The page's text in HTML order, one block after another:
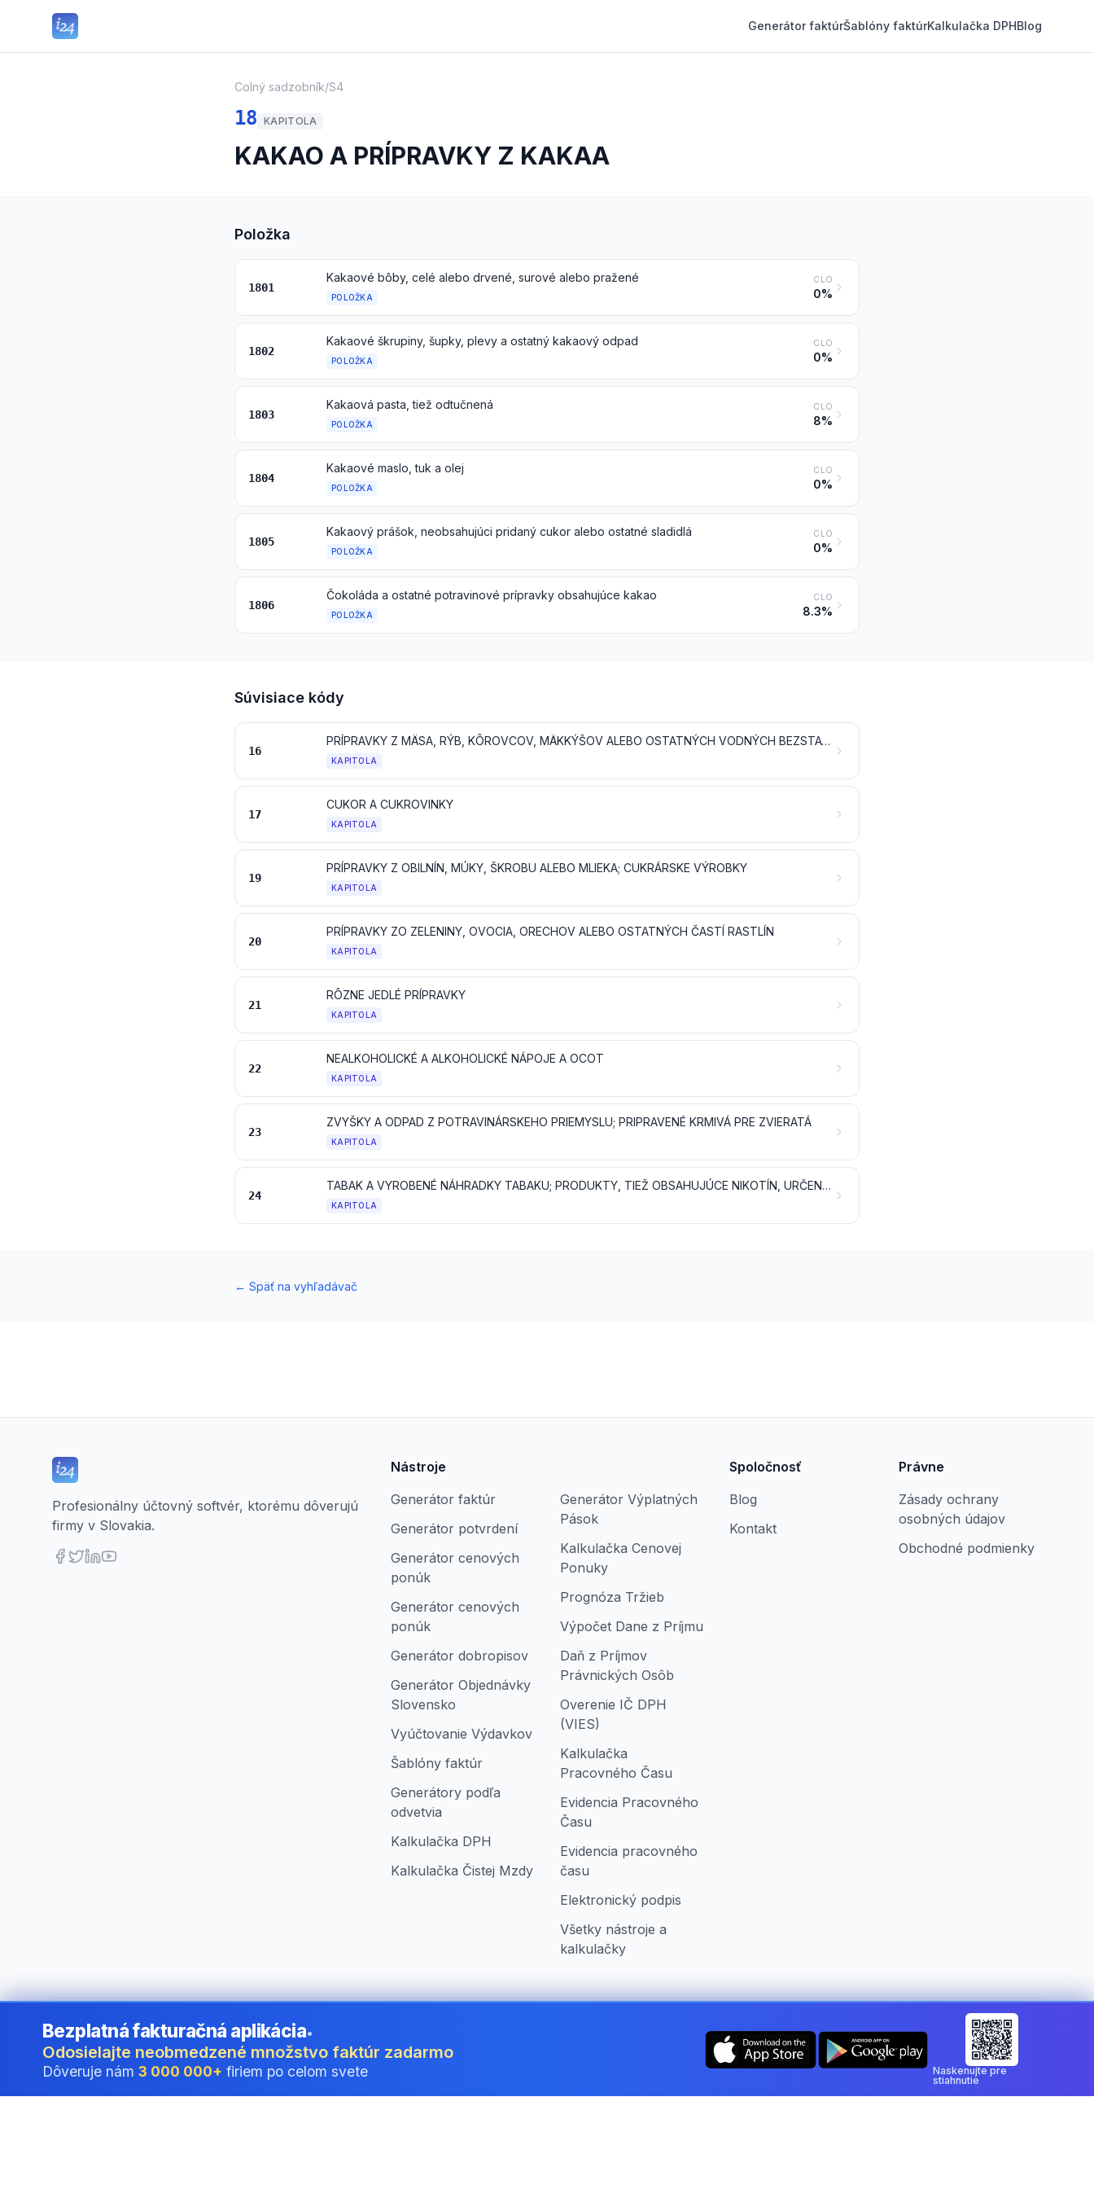
Generátor faktúrŠablóny faktúrKalkulačka DPHBlog
Colný sadzobník/S4
18 KAPITOLA
KAKAO A PRÍPRAVKY Z KAKAA
Položka
1801
Kakaové bôby, celé alebo drvené, surové alebo pražené
POLOŽKA
CLO
0%
1802
Kakaové škrupiny, šupky, plevy a ostatný kakaový odpad
POLOŽKA
CLO
0%
1803
Kakaová pasta, tiež odtučnená
POLOŽKA
CLO
8%
1804
Kakaové maslo, tuk a olej
POLOŽKA
CLO
0%
1805
Kakaový prášok, neobsahujúci pridaný cukor alebo ostatné sladidlá
POLOŽKA
CLO
0%
1806
Čokoláda a ostatné potravinové prípravky obsahujúce kakao
POLOŽKA
CLO
8.3%
Súvisiace kódy
16
PRÍPRAVKY Z MÄSA, RÝB, KÔROVCOV, MÄKKÝŠOV ALEBO OSTATNÝCH VODNÝCH BEZSTAVOVCOV ALEBO HMYZU
KAPITOLA
17
CUKOR A CUKROVINKY
KAPITOLA
19
PRÍPRAVKY Z OBILNÍN, MÚKY, ŠKROBU ALEBO MLIEKA; CUKRÁRSKE VÝROBKY
KAPITOLA
20
PRÍPRAVKY ZO ZELENINY, OVOCIA, ORECHOV ALEBO OSTATNÝCH ČASTÍ RASTLÍN
KAPITOLA
21
RÔZNE JEDLÉ PRÍPRAVKY
KAPITOLA
22
NEALKOHOLICKÉ A ALKOHOLICKÉ NÁPOJE A OCOT
KAPITOLA
23
ZVYŠKY A ODPAD Z POTRAVINÁRSKEHO PRIEMYSLU; PRIPRAVENÉ KRMIVÁ PRE ZVIERATÁ
KAPITOLA
24
TABAK A VYROBENÉ NÁHRADKY TABAKU; PRODUKTY, TIEŽ OBSAHUJÚCE NIKOTÍN, URČENÉ NA INHALÁCIU BEZ HORENIA; OSTATNÉ VÝROBKY OBSAHUJÚCE NIKOTÍN URČENÉ NA PRÍJEM NIKOTÍNU ĽUDSKÝM TELOM
KAPITOLA
← Späť na vyhľadávač
Profesionálny účtovný softvér, ktorému dôverujú
firmy v Slovakia.
Nástroje
Generátor faktúr
Generátor potvrdení
Generátor cenových
ponúk
Generátor cenových
ponúk
Generátor dobropisov
Generátor Objednávky
Slovensko
Vyúčtovanie Výdavkov
Šablóny faktúr
Generátory podľa
odvetvia
Kalkulačka DPH
Kalkulačka Čistej Mzdy
Generátor Výplatných
Pások
Kalkulačka Cenovej
Ponuky
Prognóza Tržieb
Výpočet Dane z Príjmu
Daň z Príjmov
Právnických Osôb
Overenie IČ DPH
(VIES)
Kalkulačka
Pracovného Času
Evidencia Pracovného
Času
Evidencia pracovného
času
Elektronický podpis
Všetky nástroje a
kalkulačky
Spoločnosť
Blog
Kontakt
Právne
Zásady ochrany
osobných údajov
Obchodné podmienky
©2026i24 Limited. All rights reserved.•Pre firmy v Slovakia Zmeniť krajinu:
Bezplatná fakturačná aplikácia•
Odosielajte neobmedzené množstvo faktúr zadarmo
Dôveruje nám 3 000 000+ firiem po celom svete
Naskenujte pre
stiahnutie